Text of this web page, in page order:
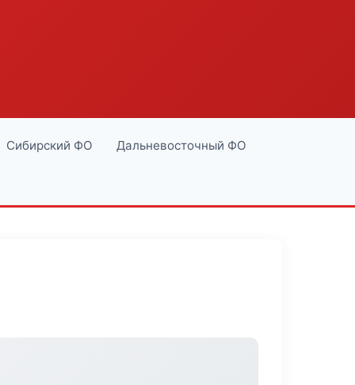
Сибирский ФО Дальневосточный ФО